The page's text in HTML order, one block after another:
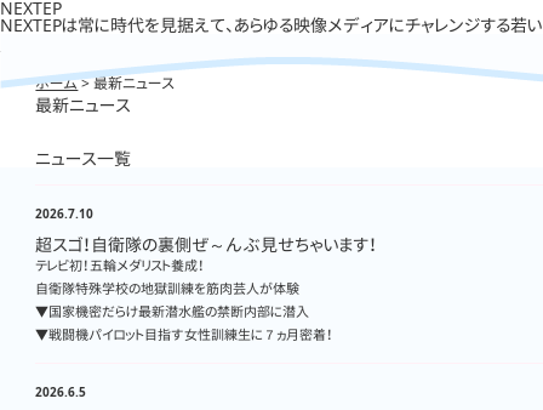
NEXTEP
NEXTEPは常に時代を見据えて、あらゆる映像メディアにチャレンジする若
ホーム> 最新ニュース
最新ニュース
ニュース一覧
2026.7.10
超スゴ！自衛隊の裏側ぜ～んぶ見せちゃいます！
テレビ初！五輪メダリスト養成！
自衛隊特殊学校の地獄訓練を筋肉芸人が体験
▼国家機密だらけ最新潜水艦の禁断内部に潜入
▼戦闘機パイロット目指す女性訓練生に７ヵ月密着！
2026.6.5